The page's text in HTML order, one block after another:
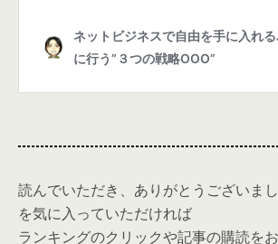
読んでいただき、ありがとうございま
を気に入っていただければ
ランキングのクリックや記事の購読をお